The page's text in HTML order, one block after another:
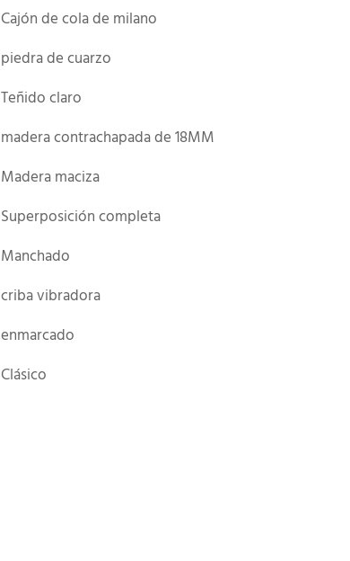
Cajón de cola de milano
piedra de cuarzo
Teñido claro
madera contrachapada de 18MM
Madera maciza
Superposición completa
Manchado
criba vibradora
enmarcado
Clásico